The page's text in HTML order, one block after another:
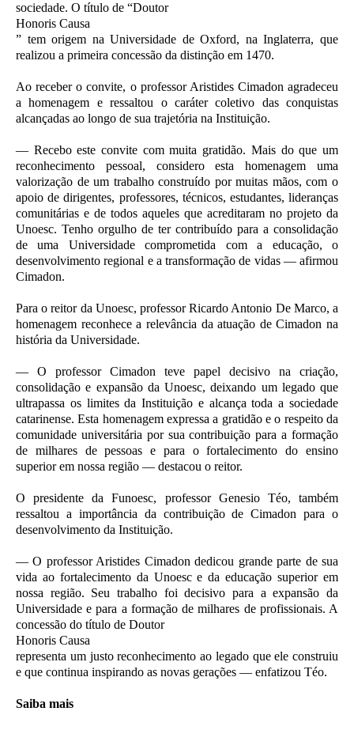
sociedade. O título de “Doutor
Honoris Causa
” tem origem na Universidade de Oxford, na Inglaterra, que
realizou a primeira concessão da distinção em 1470.
Ao receber o convite, o professor Aristides Cimadon agradeceu
a homenagem e ressaltou o caráter coletivo das conquistas
alcançadas ao longo de sua trajetória na Instituição.
— Recebo este convite com muita gratidão. Mais do que um
reconhecimento pessoal, considero esta homenagem uma
valorização de um trabalho construído por muitas mãos, com o
apoio de dirigentes, professores, técnicos, estudantes, lideranças
comunitárias e de todos aqueles que acreditaram no projeto da
Unoesc. Tenho orgulho de ter contribuído para a consolidação
de uma Universidade comprometida com a educação, o
desenvolvimento regional e a transformação de vidas — afirmou
Cimadon.
Para o reitor da Unoesc, professor Ricardo Antonio De Marco, a
homenagem reconhece a relevância da atuação de Cimadon na
história da Universidade.
— O professor Cimadon teve papel decisivo na criação,
consolidação e expansão da Unoesc, deixando um legado que
ultrapassa os limites da Instituição e alcança toda a sociedade
catarinense. Esta homenagem expressa a gratidão e o respeito da
comunidade universitária por sua contribuição para a formação
de milhares de pessoas e para o fortalecimento do ensino
superior em nossa região — destacou o reitor.
O presidente da Funoesc, professor Genesio Téo, também
ressaltou a importância da contribuição de Cimadon para o
desenvolvimento da Instituição.
— O professor Aristides Cimadon dedicou grande parte de sua
vida ao fortalecimento da Unoesc e da educação superior em
nossa região. Seu trabalho foi decisivo para a expansão da
Universidade e para a formação de milhares de profissionais. A
concessão do título de Doutor
Honoris Causa
representa um justo reconhecimento ao legado que ele construiu
e que continua inspirando as novas gerações — enfatizou Téo.
Saiba mais